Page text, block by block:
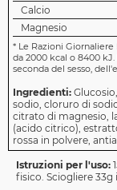
Calcio
Magnesio
* Le Razioni
da 2000 kcal o 8400
seconda del sesso,
Ingredienti:
sodio, cloruro di
citrato di magnesio,
(acido citrico),
rossa in polvere,
Istruzioni per l'uso:
fisico. Sciogliere